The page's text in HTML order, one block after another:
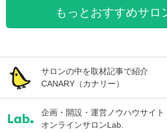
もっとおすすめサロ
サロンの中を取材記事で紹介
CANARY（カナリー）
企画・開設・運営ノウハウサイト
オンラインサロンLab.